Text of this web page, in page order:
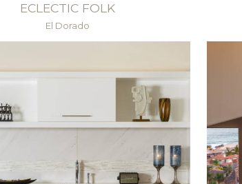
ECLECTIC FOLK
El Dorado